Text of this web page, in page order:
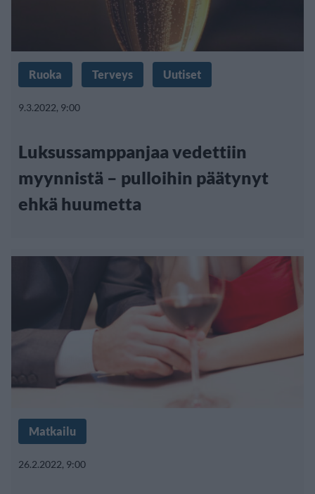
Ruoka Terveys Uutiset
9.3.2022, 9:00
Luksussamppanjaa vedettiin
myynnistä – pulloihin päätynyt
ehkä huumetta
Matkailu
26.2.2022, 9:00